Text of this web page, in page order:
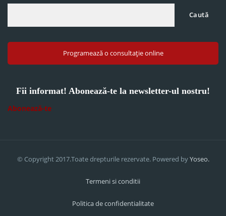
Caută
Programează o consultație online
Fii informat! Abonează-te la newsletter-ul nostru!
Abonează-te
© Copyright 2017.Toate drepturile rezervate. Powered byYoseo.
Termeni si conditii
Politica de confidentialitate